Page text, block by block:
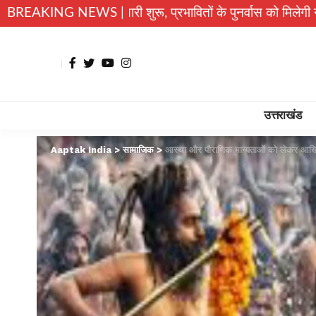
BREAKING NEWS |
शुरू, प्रभावितों के पुनर्वास को मिलेगी नई रफ्तार उत्तराखंड
उत्तराखंड
Aaptak India >सामाजिक> आस्था और पौराणिक मान्यताओं को लेकर